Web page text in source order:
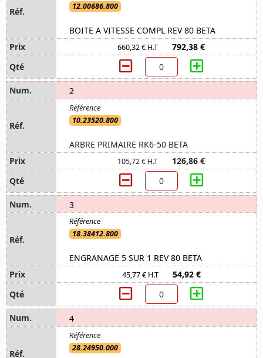
12.00686.800
BOITE A VITESSE COMPL REV 80 BETA
660,32 € H.T 792,38 €
2
10.23520.800
ARBRE PRIMAIRE RK6-50 BETA
105,72 € H.T 126,86 €
3
18.38412.800
ENGRANAGE 5 SUR 1 REV 80 BETA
45,77 € H.T 54,92 €
4
28.24950.000